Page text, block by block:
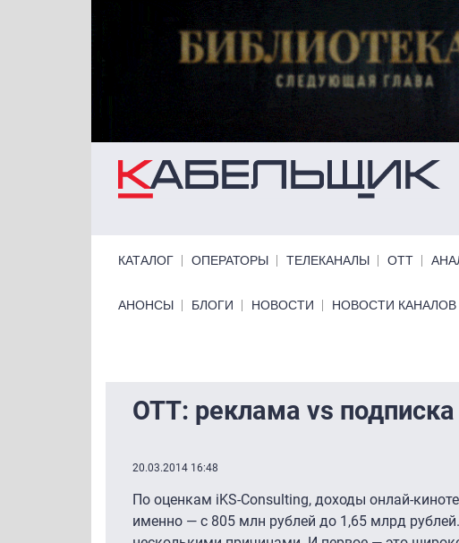
КАТАЛОГ ОПЕРАТОРЫ ТЕЛЕКАНАЛЫ ОТТ
Primary links bottom
АНОНСЫ БЛОГИ НОВОСТИ НОВОСТИ КАНАЛОВ
OTT: реклама vs подписка
20.03.2014 16:48
По оценкам iKS-Consulting, доходы онлай-
именно — с 805 млн рублей до 1,65 млрд